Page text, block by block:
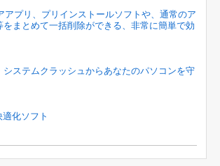
プリ、プリインストールソフトや、通常のア
まとめて一括削除ができる、非常に簡単で効
ステムクラッシュからあなたのパソコンを守
化ソフト